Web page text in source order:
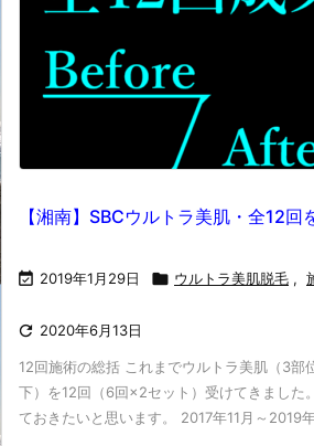
【湘南】SBCウルトラ美肌・全12回
 2019年1月29日  ウルトラ美肌脱毛 ,
 2020年6月13日
12回施術の総括 これまでウルトラ美肌（3部
下）を12回（6回×2セット）受けてきました
ておきたいと思います。 2017年11月～2019